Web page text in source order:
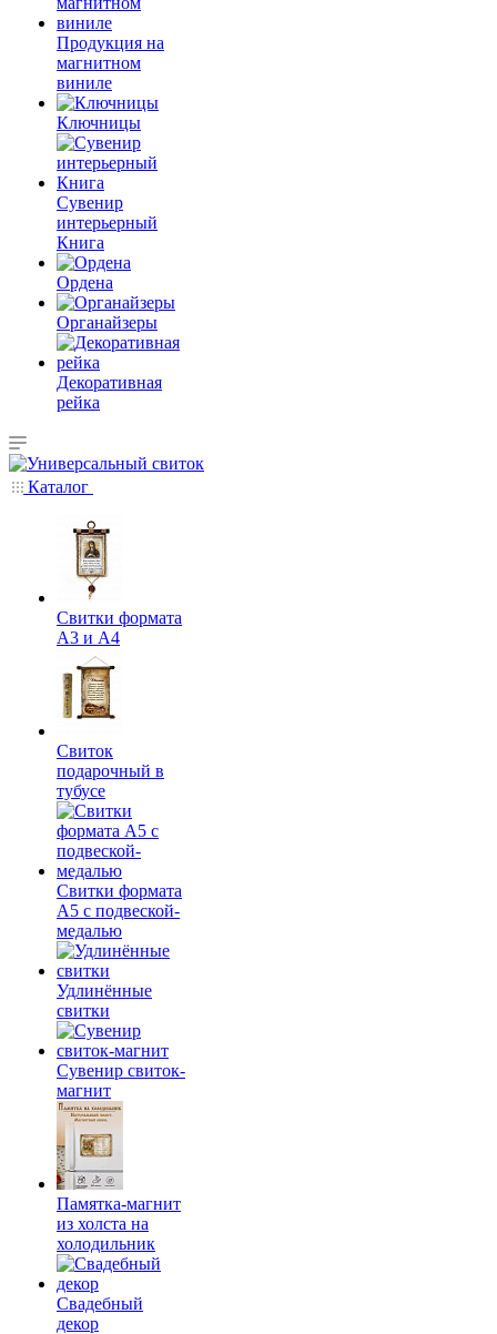
Продукция на
магнитном
виниле
Ключницы
Сувенир
интерьерный
Книга
Ордена
Органайзеры
Декоративная
рейка
Каталог
Свитки формата
А3 и А4
Свиток
подарочный в
тубусе
Свитки формата
А5 с подвеской-
медалью
Удлинённые
свитки
Сувенир свиток-
магнит
Памятка-магнит
из холста на
холодильник
Свадебный
декор